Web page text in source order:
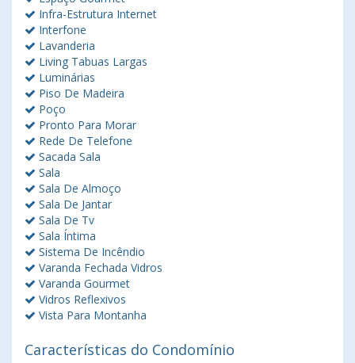
Infra-Estrutura Internet
Interfone
Lavanderia
Living Tabuas Largas
Luminárias
Piso De Madeira
Poço
Pronto Para Morar
Rede De Telefone
Sacada Sala
Sala
Sala De Almoço
Sala De Jantar
Sala De Tv
Sala Íntima
Sistema De Incêndio
Varanda Fechada Vidros
Varanda Gourmet
Vidros Reflexivos
Vista Para Montanha
Características do Condomínio